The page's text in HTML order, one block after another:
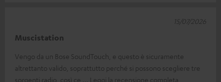
Muscistation
Vengo da un Bose SoundTouch, e questo è sicuramente
altrettanto valido, soprattutto perché si possono scegliere tre
sorgenti radio, così ce
Leggi la recensione completa
15/07/2026